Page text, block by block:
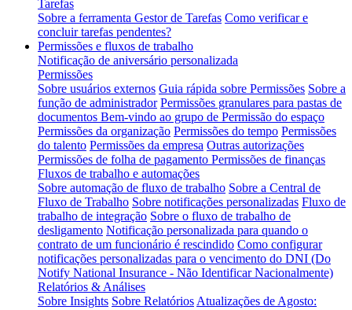
Tarefas
Sobre a ferramenta Gestor de Tarefas Como verificar e
concluir tarefas pendentes?
Permissões e fluxos de trabalho
Notificação de aniversário personalizada
Permissões
Sobre usuários externos Guia rápida sobre Permissões Sobre a
função de administrador Permissões granulares para pastas de
documentos Bem-vindo ao grupo de Permissão do espaço
Permissões da organização Permissões do tempo Permissões
do talento Permissões da empresa Outras autorizações
Permissões de folha de pagamento Permissões de finanças
Fluxos de trabalho e automações
Sobre automação de fluxo de trabalho Sobre a Central de
Fluxo de Trabalho Sobre notificações personalizadas Fluxo de
trabalho de integração Sobre o fluxo de trabalho de
desligamento Notificação personalizada para quando o
contrato de um funcionário é rescindido Como configurar
notificações personalizadas para o vencimento do DNI (Do
Notify National Insurance - Não Identificar Nacionalmente)
Relatórios & Análises
Sobre Insights Sobre Relatórios Atualizações de Agosto: